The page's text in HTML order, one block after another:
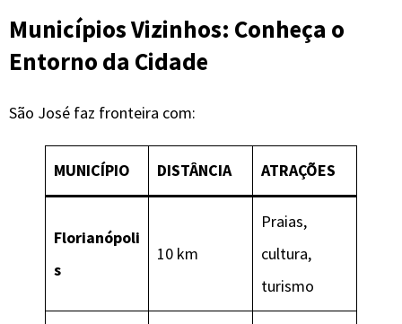
Municípios Vizinhos: Conheça o
Entorno da Cidade
São José faz fronteira com:
MUNICÍPIO DISTÂNCIA ATRAÇÕES
Florianópoli
s
10 km
Praias,
cultura,
turismo